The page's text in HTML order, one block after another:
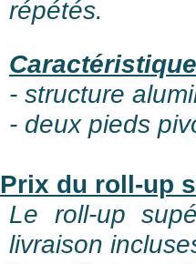
répétés.
- structure
- deux pieds
Prix du roll-up
Le roll-up
livraison